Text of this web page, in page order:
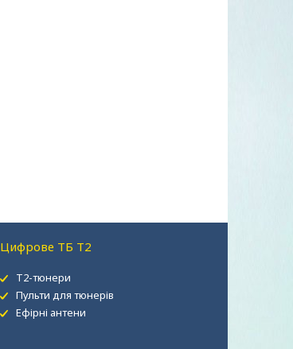
Цифрове ТБ Т2
Т2-тюнери
Пульти для тюнерів
Ефірні антени